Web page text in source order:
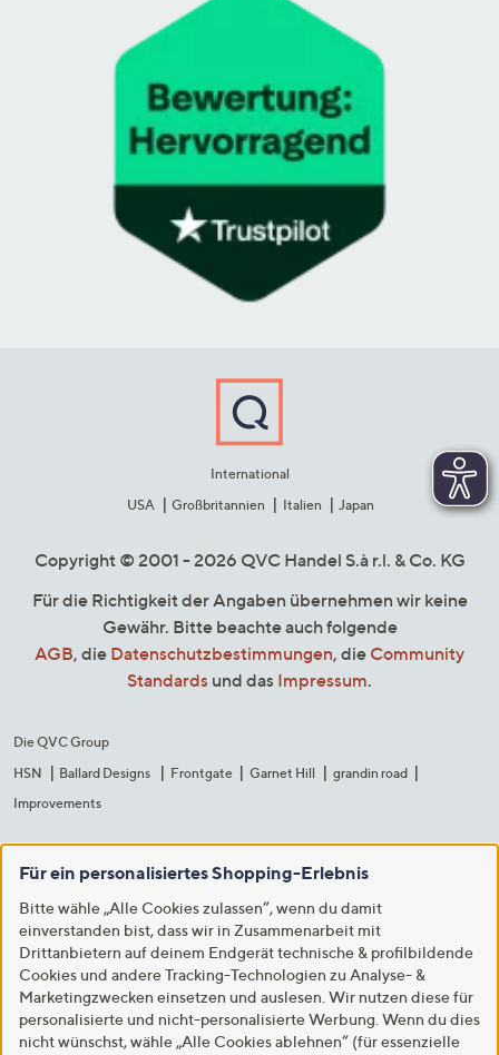
International
USA
Großbritannien Italien Japan
Copyright © 2001 - 2026 QVC Handel S.à r.l. & Co. KG
Für die Richtigkeit der Angaben übernehmen wir keine
Gewähr. Bitte beachte auch folgende
AGB, die Datenschutzbestimmungen, die Community
Standards und das Impressum.
Die QVC Group
HSN
Ballard Designs Frontgate Garnet Hill
grandin road
Improvements
Für ein personalisiertes Shopping-Erlebnis
Bitte wähle „Alle Cookies zulassen“, wenn du damit
einverstanden bist, dass wir in Zusammenarbeit mit
Drittanbietern auf deinem Endgerät technische & profilbildende
Cookies und andere Tracking-Technologien zu Analyse- &
Marketingzwecken einsetzen und auslesen. Wir nutzen diese für
personalisierte und nicht-personalisierte Werbung. Wenn du dies
nicht wünschst, wähle „Alle Cookies ablehnen“ (für essenzielle